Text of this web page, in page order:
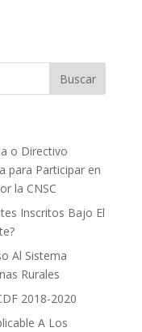
o Directivo
para Participar en
la CNSC
Inscritos Bajo El
Al Sistema
Rurales
2018-2020
A Los